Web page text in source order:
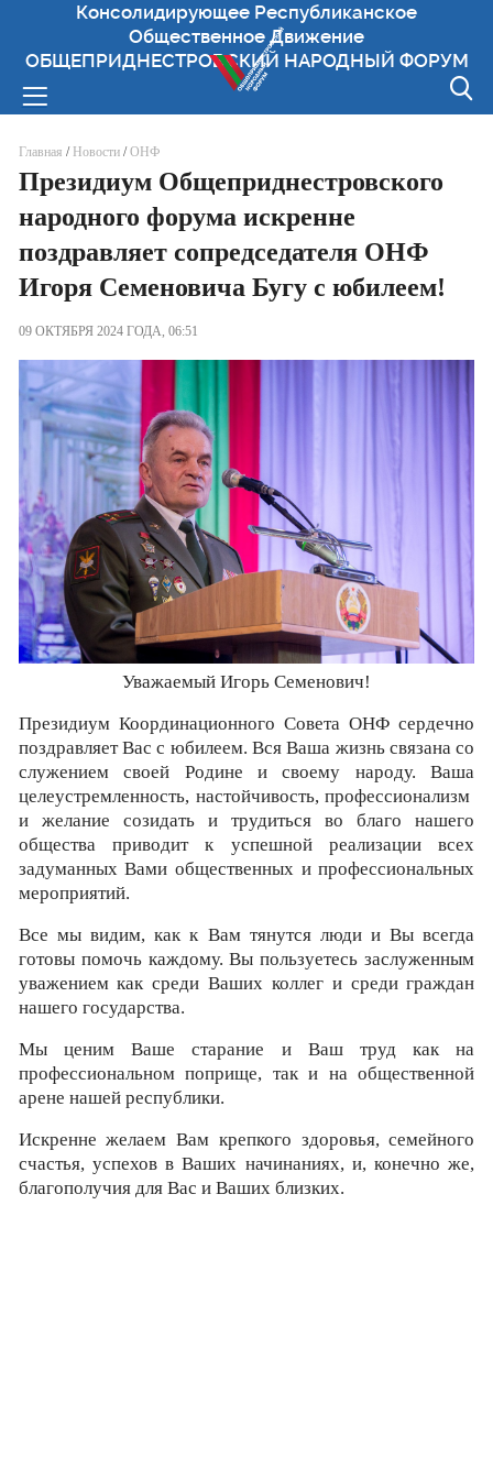
Консолидирующее Республиканское
Общественное Движение
ОБЩЕПРИДНЕСТРОВСКИЙ НАРОДНЫЙ ФОРУМ
Вы здесь
Главная / Новости/ОНФ
Президиум Общеприднестровского
народного форума искренне
поздравляет сопредседателя ОНФ
Игоря Семеновича Бугу с юбилеем!
09 ОКТЯБРЯ 2024 ГОДА, 06:51
Уважаемый Игорь Семенович!
Президиум Координационного Совета ОНФ сердечно
поздравляет Вас с юбилеем. Вся Ваша жизнь связана со
служением своей Родине и своему народу. Ваша
целеустремленность, настойчивость, профессионализм
и желание созидать и трудиться во благо нашего
общества приводит к успешной реализации всех
задуманных Вами общественных и профессиональных
мероприятий.
Все мы видим, как к Вам тянутся люди и Вы всегда
готовы помочь каждому. Вы пользуетесь заслуженным
уважением как среди Ваших коллег и среди граждан
нашего государства.
Мы ценим Ваше старание и Ваш труд как на
профессиональном поприще, так и на общественной
арене нашей республики.
Искренне желаем Вам крепкого здоровья, семейного
счастья, успехов в Ваших начинаниях, и, конечно же,
благополучия для Вас и Ваших близких.